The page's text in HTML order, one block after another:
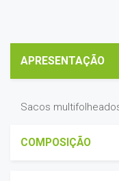
APRESENTAÇÃO
Sacos
COMPOSIÇÃO